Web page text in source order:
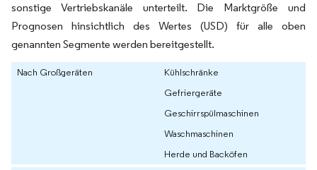
sonstige Vertriebskanäle unterteilt. Die Marktgröße und
Prognosen hinsichtlich des Wertes (USD) für alle oben
genannten Segmente werden bereitgestellt.
Nach Großgeräten
Kühlschränke
Gefriergeräte
Geschirrspülmaschinen
Waschmaschinen
Herde und Backöfen